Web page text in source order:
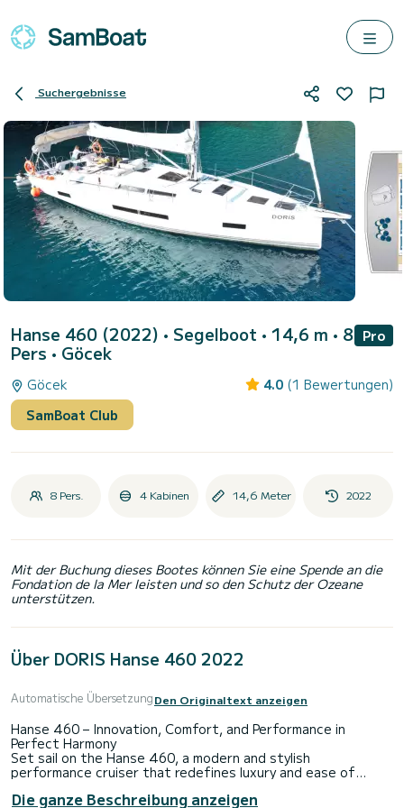
Suchergebnisse
Hanse 460 (2022) • Segelboot • 14,6 m • 8
Pers • Göcek
Pro
Göcek 4.0 (1 Bewertungen)
SamBoat Club
8 Pers. 4 Kabinen 14,6 Meter 2022
Mit der Buchung dieses Bootes können Sie eine Spende an die
Fondation de la Mer leisten und so den Schutz der Ozeane
unterstützen.
Über DORIS Hanse 460 2022
Automatische ÜbersetzungDen Originaltext anzeigen
Hanse 460 – Innovation, Comfort, and Performance in
Perfect Harmony
Set sail on the Hanse 460, a modern and stylish
performance cruiser that redefines luxury and ease of
this 14.60-meter (47.9-foot) yacht seamlessly blends sleek
Die ganze Beschreibung anzeigen